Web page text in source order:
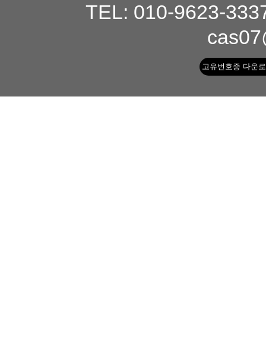
TEL: 010-9623-
고유번호증 다운